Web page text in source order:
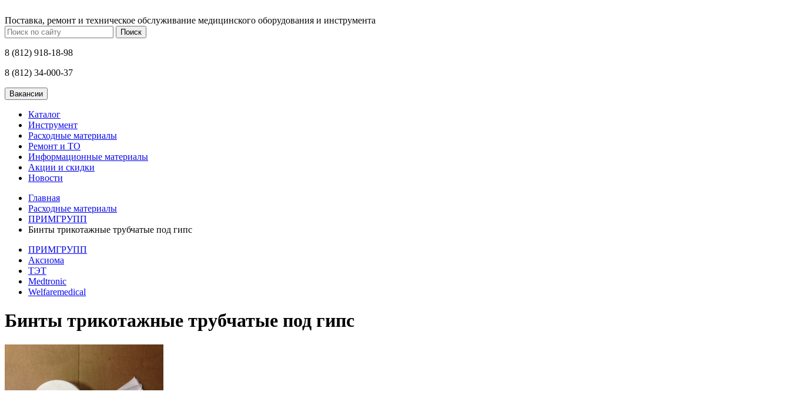
Поставка, ремонт и техническое обслуживание медицинского оборудования и инструмента
Поиск
8 (812) 918-18-98
8 (812) 34-000-37
Каталог
Инструмент
Расходные материалы
Ремонт и ТО
Информационные материалы
Акции и скидки
Новости
Главная
Расходные материалы
ПРИМГРУПП
Бинты трикотажные трубчатые под гипс
ПРИМГРУПП
Аксиома
ТЭТ
Medtronic
Welfaremedical
Бинты трикотажные трубчатые под гипс